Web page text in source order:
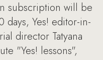
subscription will be
Yes! editor-in-
director Tatyana
"Yes! lessons",